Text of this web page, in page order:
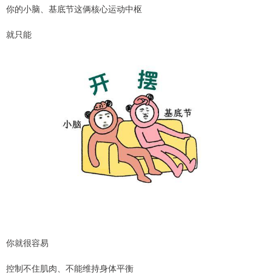
你的小脑、基底节这俩核心运动中枢
就只能
你就很容易
控制不住肌肉、不能维持身体平衡